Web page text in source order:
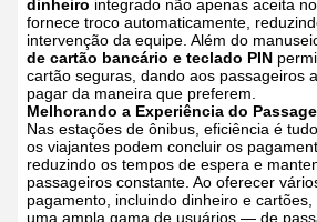
dinheiro integrado não apenas aceita
fornece troco automaticamente,
intervenção da equipe. Além do
de cartão bancário e teclado PIN
cartão seguras, dando aos passageiros
pagar da maneira que preferem.
Melhorando a Experiência do
Nas estações de ônibus, eficiência é
os viajantes podem concluir os
reduzindo os tempos de espera e
passageiros constante. Ao oferecer
pagamento, incluindo dinheiro e
uma ampla gama de usuários — de